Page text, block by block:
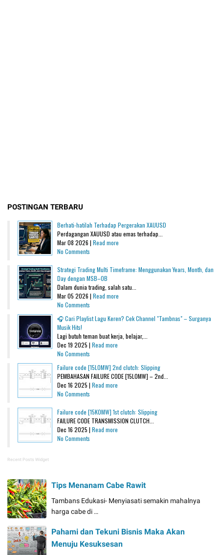
POSTINGAN TERBARU
Berhati-hatilah Terhadap Pergerakan XAUUSD
Perdagangan XAUUSD atau emas terhadap...
Mar 08 2026 | Read more
No Comments
Strategi Trading Multi Timeframe: Menggunakan Years, Month, dan
Day dengan MSB–OB
Dalam dunia trading, salah satu...
Mar 05 2026 | Read more
No Comments
🎧 Cari Playlist Lagu Keren? Cek Channel "Tambnas" – Surganya
Musik Hits!
Lagi butuh teman buat kerja, belajar,...
Dec 19 2025 | Read more
No Comments
Failure code [15L0MW] 2nd clutch: Slipping
PEMBAHASAN FAILURE CODE [15L0MW] – 2nd...
Dec 16 2025 | Read more
No Comments
Failure code [15K0MW] 1st clutch: Slipping
FAILURE CODE TRANSMISSION CLUTCH...
Dec 16 2025 | Read more
No Comments
Recent Posts Widget
Tips Menanam Cabe Rawit
Tambans Edukasi- Menyiasati semakin mahalnya
harga cabe di …
Pahami dan Tekuni Bisnis Maka Akan
Menuju Kesuksesan